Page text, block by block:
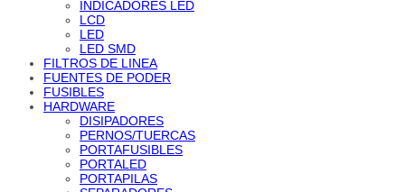
INDICADORES LED
LCD
LED
LED SMD
FILTROS DE LINEA
FUENTES DE PODER
FUSIBLES
HARDWARE
DISIPADORES
PERNOS/TUERCAS
PORTAFUSIBLES
PORTALED
PORTAPILAS